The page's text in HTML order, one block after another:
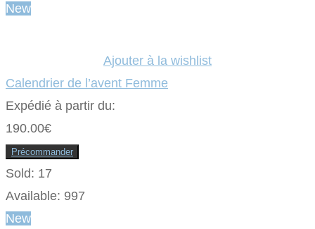
choisies
la
page
du
New
Ajouter à la wishlist
Calendrier de l’avent Femme
Expédié à partir du:
190.00€
Précommander
Sold: 17
Available: 997
New